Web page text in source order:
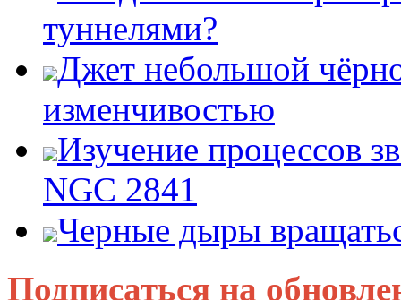
туннелями?
Джет небольшой
изменчивостью
Изучение процессов
NGC 2841
Черные дыры
Подписаться на